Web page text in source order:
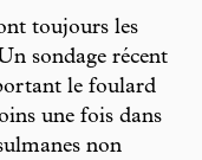
toujours les
sondage récent
le foulard
une fois dans
non